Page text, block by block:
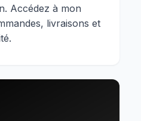
Accédez à mon
livraisons et